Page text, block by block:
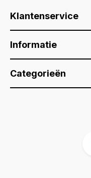
Klantenservice
Informatie
Categorieën